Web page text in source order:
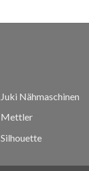
Juki Nähmaschinen
Mettler
Silhouette